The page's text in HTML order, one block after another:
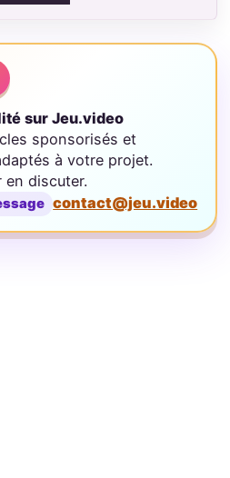
sur Jeu.video
sponsorisés et
à votre projet.
discuter.
contact@jeu.video